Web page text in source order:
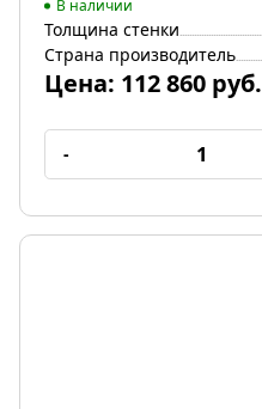
В наличии
Толщина стенки
Страна производитель
Цена: 112 860 руб.
-